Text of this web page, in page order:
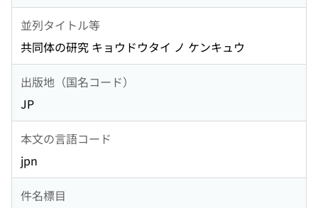
並列タイトル等
共同体の研究 キョウドウタイ ノ ケンキュウ
出版地（国名コード）
JP
本文の言語コード
jpn
件名標目